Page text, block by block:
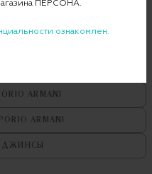
ARMANI
ARMANI
ДЖИНСЫ
ПЕРСОНА.
ознакомлен.